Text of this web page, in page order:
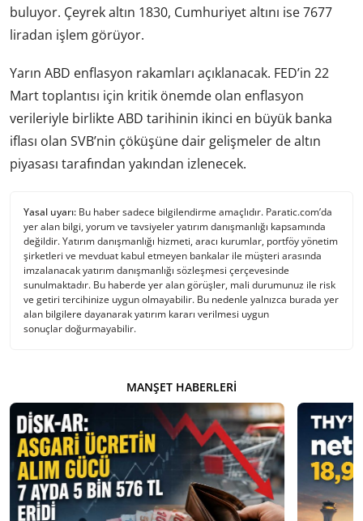
buluyor. Çeyrek altın 1830, Cumhuriyet altını ise 7677
liradan işlem görüyor.
Yarın ABD enflasyon rakamları açıklanacak. FED’in 22
Mart toplantısı için kritik önemde olan enflasyon
verileriyle birlikte ABD tarihinin ikinci en büyük banka
iflası olan SVB’nin çöküşüne dair gelişmeler de altın
piyasası tarafından yakından izlenecek.
Yasal uyarı: Bu haber sadece bilgilendirme amaçlıdır. Paratic.com’da
yer alan bilgi, yorum ve tavsiyeler yatırım danışmanlığı kapsamında
değildir. Yatırım danışmanlığı hizmeti, aracı kurumlar, portföy yönetim
şirketleri ve mevduat kabul etmeyen bankalar ile müşteri arasında
imzalanacak yatırım danışmanlığı sözleşmesi çerçevesinde
sunulmaktadır. Bu haberde yer alan görüşler, mali durumunuz ile risk
ve getiri tercihinize uygun olmayabilir. Bu nedenle yalnızca burada yer
alan bilgilere dayanarak yatırım kararı verilmesi uygun
sonuçlar doğurmayabilir.
MANŞET HABERLERI